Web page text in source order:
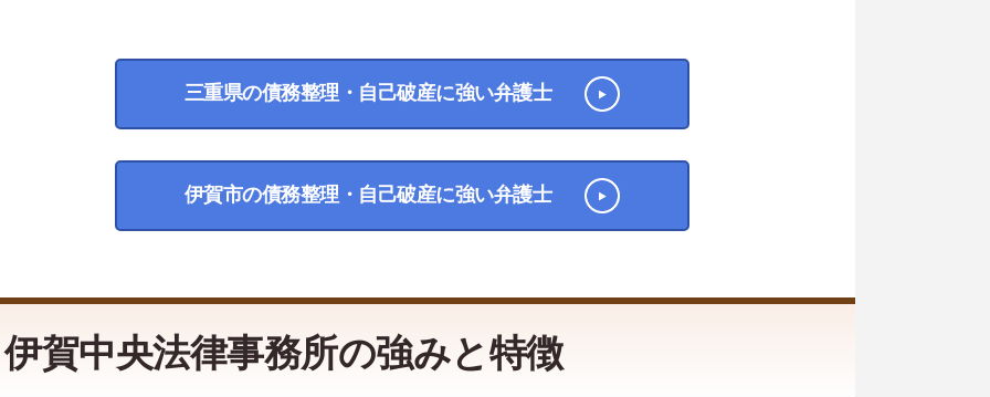
三重県の債務整理・自己破産に強い弁護士
伊賀市の債務整理・自己破産に強い弁護士
伊賀中央法律事務所の強みと特徴